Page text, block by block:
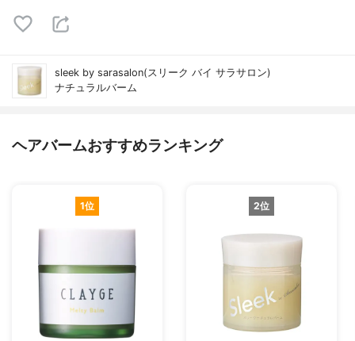
sleek by sarasalon(スリーク バイ サラサロン)
ナチュラルバーム
ヘアバームおすすめランキング
1位 2位